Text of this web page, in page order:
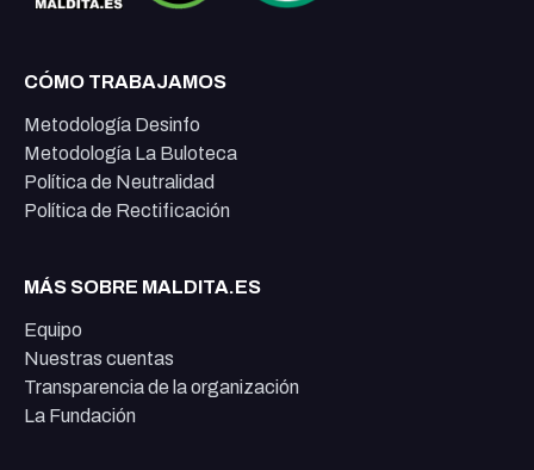
CÓMO TRABAJAMOS
Metodología Desinfo
Metodología La Buloteca
Política de Neutralidad
Política de Rectificación
MÁS SOBRE MALDITA.ES
Equipo
Nuestras cuentas
Transparencia de la organización
La Fundación